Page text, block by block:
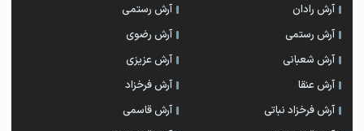
آرش رادان
آرش رستمى
آرش رستمی
آرش رضوی
آرش شعبانی
آرش عزیزی
آرش عنقا
آرش فرخزاد
آرش فرخزاد نباتی
آرش قاسمی